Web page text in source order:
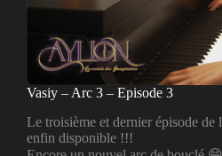
Vasiy – Arc 3 – Episode 3
Le troisième et dernier épisode de
enfin disponible !!!